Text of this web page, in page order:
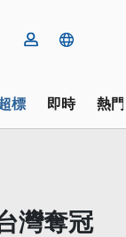
標 即時 熱
灣奪冠